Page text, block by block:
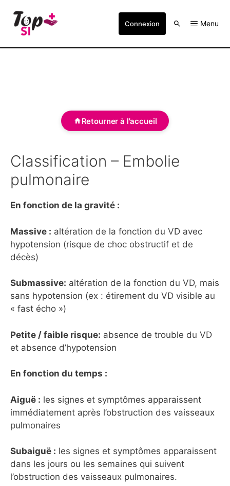
Connexion Menu
Retourner à l'accueil
Classification – Embolie
pulmonaire
En fonction de la gravité :
Massive : altération de la fonction du VD avec
hypotension (risque de choc obstructif et de
décès)
Submassive: altération de la fonction du VD, mais
sans hypotension (ex : étirement du VD visible au
« fast écho »)
Petite / faible risque: absence de trouble du VD
et absence d’hypotension
En fonction du temps :
Aiguë : les signes et symptômes apparaissent
immédiatement après l’obstruction des vaisseaux
pulmonaires
Subaiguë : les signes et symptômes apparaissent
dans les jours ou les semaines qui suivent
l’obstruction des vaisseaux pulmonaires.